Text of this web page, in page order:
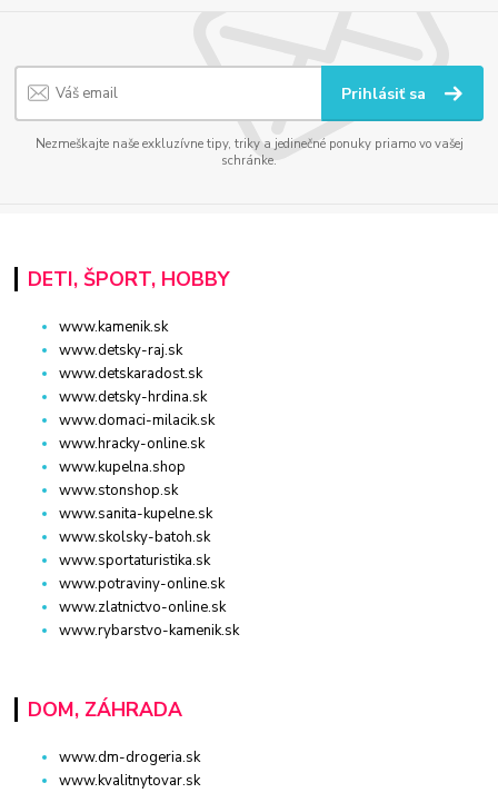
Prihlásiť sa
Nezmeškajte naše exkluzívne tipy, triky a jedinečné ponuky priamo vo vašej
schránke.
DETI, ŠPORT, HOBBY
www.kamenik.sk
www.detsky-raj.sk
www.detskaradost.sk
www.detsky-hrdina.sk
www.domaci-milacik.sk
www.hracky-online.sk
www.kupelna.shop
www.stonshop.sk
www.sanita-kupelne.sk
www.skolsky-batoh.sk
www.sportaturistika.sk
www.potraviny-online.sk
www.zlatnictvo-online.sk
www.rybarstvo-kamenik.sk
DOM, ZÁHRADA
www.dm-drogeria.sk
www.kvalitnytovar.sk